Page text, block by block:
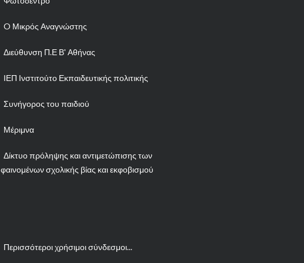
O Μικρός Αναγνώστης
Διεύθυνση Π.Ε Β' Αθήνας
ΙΕΠ Ινστιτούτο Εκπαιδευτικής πολιτικής
Συνήγορος του παιδιού
Μέριμνα
Δίκτυο πρόληψης και αντιμετώπισης των
φαινομένων σχολικής βίας και εκφοβισμού
Περισσότεροι χρήσιμοι σύνδεσμοι...